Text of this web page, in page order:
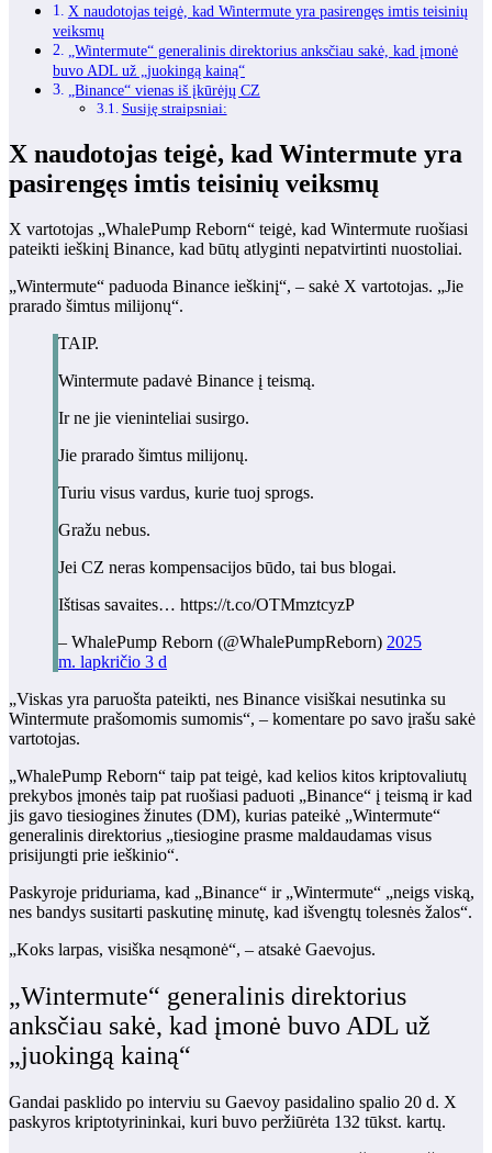
X naudotojas teigė, kad Wintermute yra pasirengęs imtis teisinių
veiksmų
„Wintermute“ generalinis direktorius anksčiau sakė, kad įmonė
buvo ADL už „juokingą kainą“
„Binance“ vienas iš įkūrėjų CZ
Susiję straipsniai:
X naudotojas teigė, kad Wintermute yra
pasirengęs imtis teisinių veiksmų
X vartotojas „WhalePump Reborn“ teigė, kad Wintermute ruošiasi
pateikti ieškinį Binance, kad būtų atlyginti nepatvirtinti nuostoliai.
„Wintermute“ paduoda Binance ieškinį“, – sakė X vartotojas. „Jie
prarado šimtus milijonų“.
TAIP.
Wintermute padavė Binance į teismą.
Ir ne jie vieninteliai susirgo.
Jie prarado šimtus milijonų.
Turiu visus vardus, kurie tuoj sprogs.
Gražu nebus.
Jei CZ neras kompensacijos būdo, tai bus blogai.
Ištisas savaites… https://t.co/OTMmztcyzP
– WhalePump Reborn (@WhalePumpReborn) 2025
m. lapkričio 3 d
„Viskas yra paruošta pateikti, nes Binance visiškai nesutinka su
Wintermute prašomomis sumomis“, – komentare po savo įrašu sakė
vartotojas.
„WhalePump Reborn“ taip pat teigė, kad kelios kitos kriptovaliutų
prekybos įmonės taip pat ruošiasi paduoti „Binance“ į teismą ir kad
jis gavo tiesiogines žinutes (DM), kurias pateikė „Wintermute“
generalinis direktorius „tiesiogine prasme maldaudamas visus
prisijungti prie ieškinio“.
Paskyroje priduriama, kad „Binance“ ir „Wintermute“ „neigs viską,
nes bandys susitarti paskutinę minutę, kad išvengtų tolesnės žalos“.
„Koks larpas, visiška nesąmonė“, – atsakė Gaevojus.
„Wintermute“ generalinis direktorius
anksčiau sakė, kad įmonė buvo ADL už
„juokingą kainą“
Gandai pasklido po interviu su Gaevoy pasidalino spalio 20 d. X
paskyros kriptotyrininkai, kuri buvo peržiūrėta 132 tūkst. kartų.